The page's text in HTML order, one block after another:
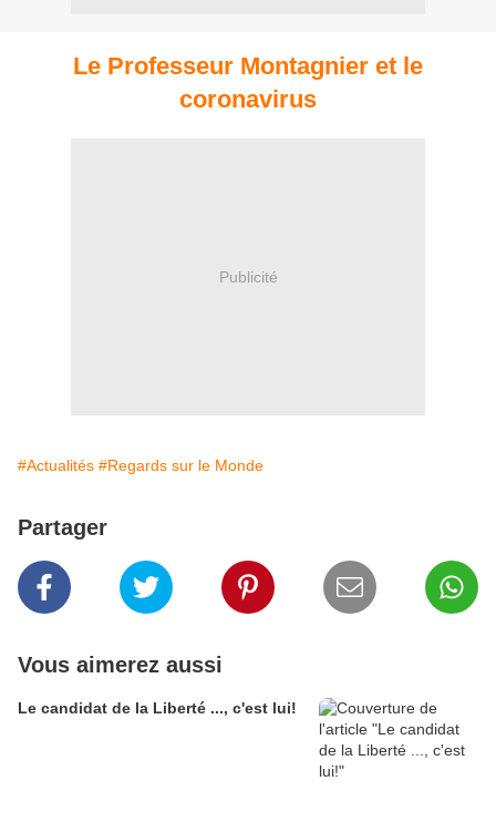
Le Professeur Montagnier et le
coronavirus
Publicité
#Actualités #Regards sur le Monde
Partager
Vous aimerez aussi
Le candidat de la Liberté ..., c'est lui!